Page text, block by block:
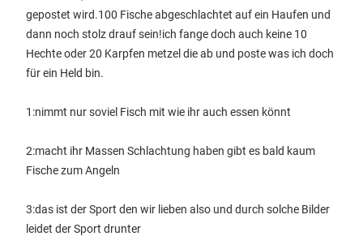
gepostet wird.100 Fische abgeschlachtet auf ein Haufen und
dann noch stolz drauf sein!ich fange doch auch keine 10
Hechte oder 20 Karpfen metzel die ab und poste was ich doch
für ein Held bin.
1:nimmt nur soviel Fisch mit wie ihr auch essen könnt
2:macht ihr Massen Schlachtung haben gibt es bald kaum
Fische zum Angeln
3:das ist der Sport den wir lieben also und durch solche Bilder
leidet der Sport drunter